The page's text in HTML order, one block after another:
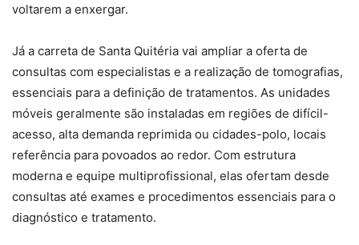
voltarem a enxergar.
Já a carreta de Santa Quitéria vai ampliar a oferta de
consultas com especialistas e a realização de tomografias,
essenciais para a definição de tratamentos. As unidades
móveis geralmente são instaladas em regiões de difícil-
acesso, alta demanda reprimida ou cidades-polo, locais
referência para povoados ao redor. Com estrutura
moderna e equipe multiprofissional, elas ofertam desde
consultas até exames e procedimentos essenciais para o
diagnóstico e tratamento.